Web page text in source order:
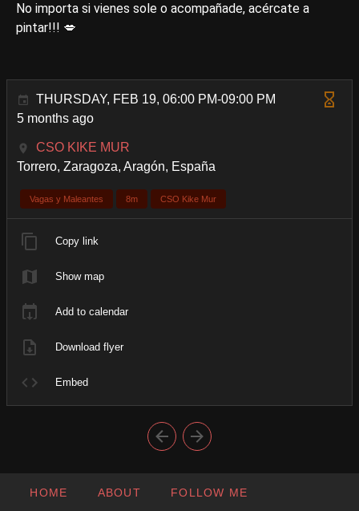
No importa si vienes sole o acompañade, acércate a
pintar!!! 💋
THURSDAY, FEB 19, 06:00 PM-09:00 PM
5 months ago
CSO KIKE MUR
Torrero, Zaragoza, Aragón, España
Vagas y Maleantes 8m CSO Kike Mur
Copy link
Show map
Add to calendar
Download flyer
Embed
HOME ABOUT FOLLOW ME